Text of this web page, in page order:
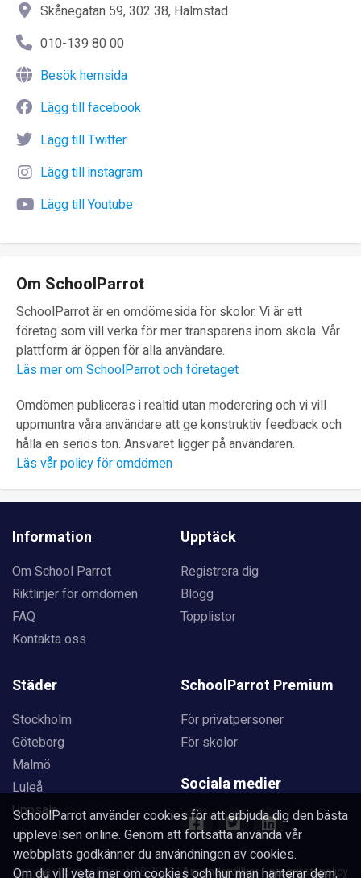
Skånegatan 59, 302 38, Halmstad
010-139 80 00
Besök hemsida
Lägg till facebook
Lägg till Twitter
Lägg till instagram
Lägg till Youtube
Om SchoolParrot
SchoolParrot är en omdömesida för skolor. Vi är ett
företag som vill verka för mer transparens inom skola. Vår
plattform är öppen för alla användare.
Läs mer om SchoolParrot och företaget
Omdömen publiceras i realtid utan moderering och vi vill
uppmuntra våra användare att ge konstruktiv feedback och
hålla en seriös ton. Ansvaret ligger på användaren.
Läs vår policy för omdömen
Information
Om School Parrot
Riktlinjer för omdömen
FAQ
Kontakta oss
Upptäck
Registrera dig
Blogg
Topplistor
Städer
Stockholm
Göteborg
Malmö
Luleå
Uppsala
SchoolParrot Premium
För privatpersoner
För skolor
Sociala medier
Copyright SchoolParrot AB 2023|Användarvillkor|Integritetspolicy
SchoolParrot använder cookies för att erbjuda dig den bästa
upplevelsen online. Genom att fortsätta använda vår
webbplats godkänner du användningen av cookies.
Om du vill veta mer om cookies och hur man hanterar dem,